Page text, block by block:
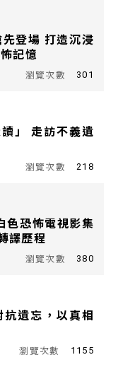
先登場 打造沉浸
記憶
301
」 走訪不義遺
218
色恐怖電視影集
譯歷程
380
遺忘，以真相
1155